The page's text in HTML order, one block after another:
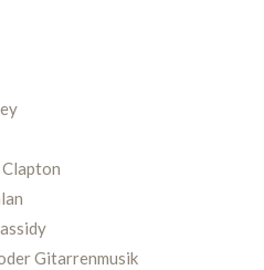
Clapton
Gitarrenmusik